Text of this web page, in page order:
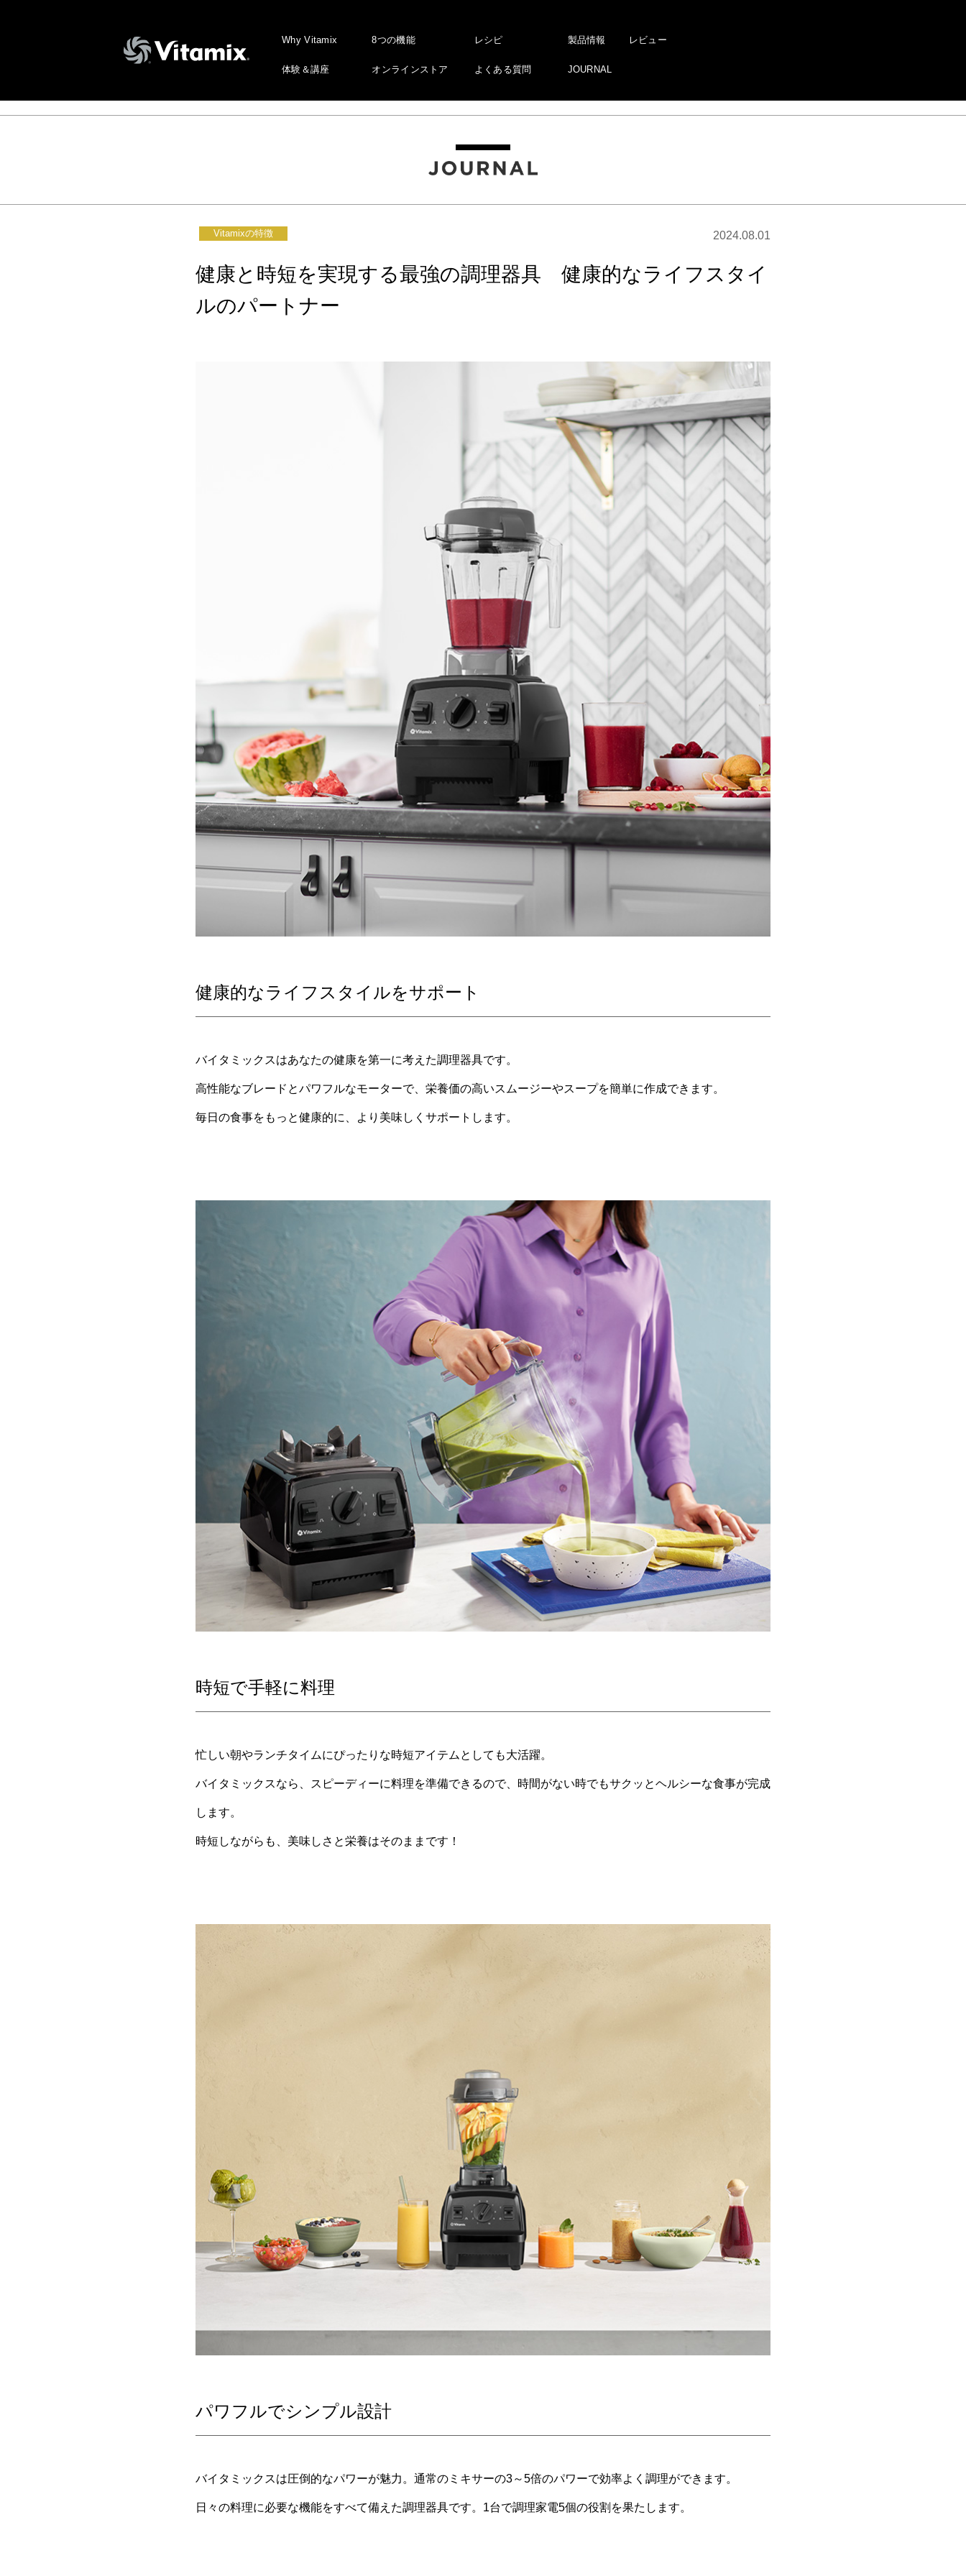
Why Vitamix
体験＆講座
8つの機能
オンラインストア
レシピ
よくある質問
製品情報
JOURNAL
レビュー
Vitamixの特徴 2024.08.01
健康と時短を実現する最強の調理器具 健康的なライフスタイ
ルのパートナー
健康的なライフスタイルをサポート
バイタミックスはあなたの健康を第一に考えた調理器具です。
高性能なブレードとパワフルなモーターで、栄養価の高いスムージーやスープを簡単に作成できます。
毎日の食事をもっと健康的に、より美味しくサポートします。
時短で手軽に料理
忙しい朝やランチタイムにぴったりな時短アイテムとしても大活躍。
バイタミックスなら、スピーディーに料理を準備できるので、時間がない時でもサクッとヘルシーな食事が完成
します。
時短しながらも、美味しさと栄養はそのままです！
パワフルでシンプル設計
バイタミックスは圧倒的なパワーが魅力。通常のミキサーの3～5倍のパワーで効率よく調理ができます。
日々の料理に必要な機能をすべて備えた調理器具です。1台で調理家電5個の役割を果たします。